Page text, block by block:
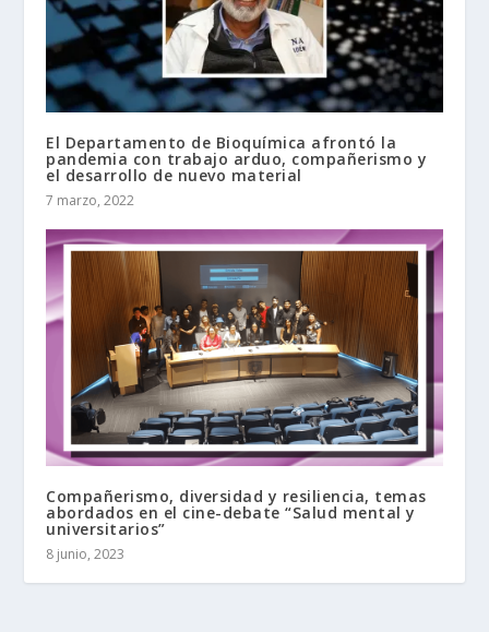
El Departamento de Bioquímica afrontó la
pandemia con trabajo arduo, compañerismo y
el desarrollo de nuevo material
7 marzo, 2022
Compañerismo, diversidad y resiliencia, temas
abordados en el cine-debate “Salud mental y
universitarios”
8 junio, 2023